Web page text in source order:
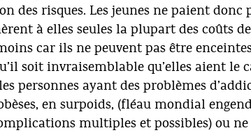
des risques. Les jeunes ne paient donc
à elles seules la plupart des coûts
car ils ne peuvent pas être
soit invraisemblable qu’elles aient le
personnes ayant des problèmes
en surpoids, (fléau mondial
multiples et possibles) ou